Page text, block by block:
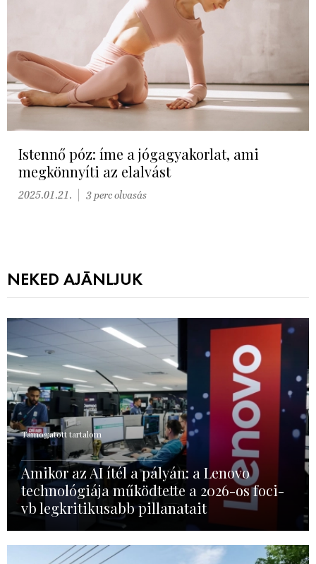
Istennő póz: íme a jógagyakorlat, ami
megkönnyíti az elalvást
2025.01.21. 3 perc olvasás
NEKED AJÁNLJUK
Támogatott tartalom
Amikor az AI ítél a pályán: a Lenovo
technológiája működtette a 2026-os foci-
vb legkritikusabb pillanatait